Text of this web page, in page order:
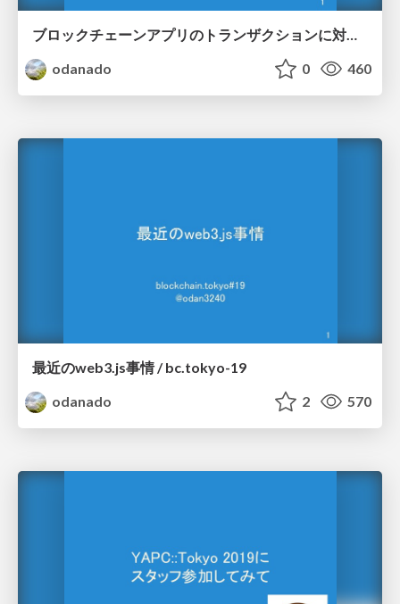
ブロックチェーンアプリのトランザクションに対するデータ分析 / PyCon-JP-2019
odanado
0 460
最近のweb3.js事情 / bc.tokyo-19
odanado
2 570